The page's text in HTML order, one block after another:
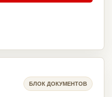
БЛОК ДОКУМЕНТОВ